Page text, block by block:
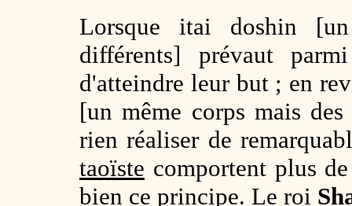
Lorsque itai doshin
différents] prévaut
d'atteindre leur but ; en
[un même corps mais
rien réaliser de
taoïste comportent plus
bien ce principe. Le roi